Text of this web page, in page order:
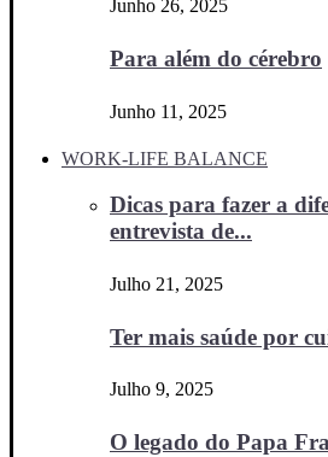
Junho 26, 2025
Para além do cérebro
Junho 11, 2025
WORK-LIFE BALANCE
Dicas para fazer a
entrevista de...
Julho 21, 2025
Ter mais saúde por
Julho 9, 2025
O legado do Papa